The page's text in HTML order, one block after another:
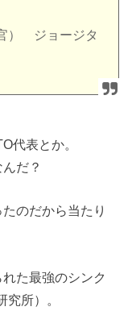
） ジョージタ
代表とか。
だ？
のだから当たり
た最強のシンク
所）。